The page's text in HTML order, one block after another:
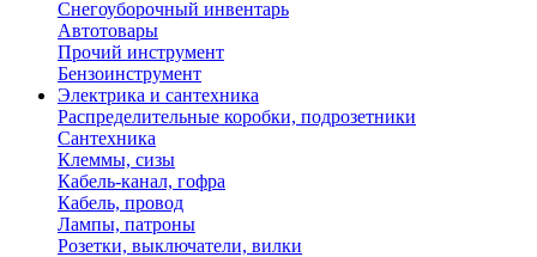
Снегоуборочный инвентарь
Автотовары
Прочий инструмент
Бензоинструмент
Электрика и сантехника
Распределительные коробки, подрозетники
Сантехника
Клеммы, сизы
Кабель-канал, гофра
Кабель, провод
Лампы, патроны
Розетки, выключатели, вилки